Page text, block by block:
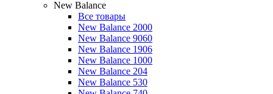
New Balance
Все товары
New Balance 2000
New Balance 9060
New Balance 1906
New Balance 1000
New Balance 204
New Balance 530